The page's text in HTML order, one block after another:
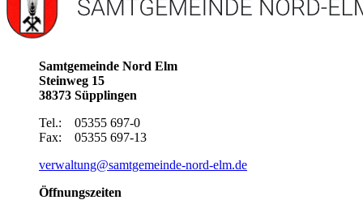
Samtgemeinde Nord Elm
Steinweg 15
38373 Süpplingen
Tel.: 05355 697-0
Fax: 05355 697-13
verwaltung@samtgemeinde-nord-elm.de
Öffnungszeiten